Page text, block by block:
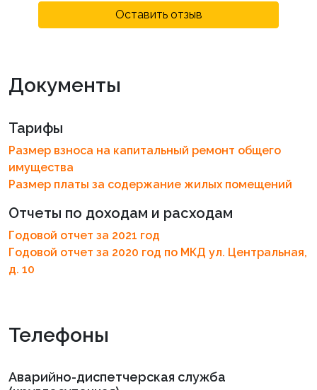
Оставить отзыв
Документы
Тарифы
Размер взноса на капитальный ремонт общего
имущества
Размер платы за содержание жилых помещений
Отчеты по доходам и расходам
Годовой отчет за 2021 год
Годовой отчет за 2020 год по МКД ул. Центральная,
д. 10
Телефоны
Аварийно-диспетчерская служба